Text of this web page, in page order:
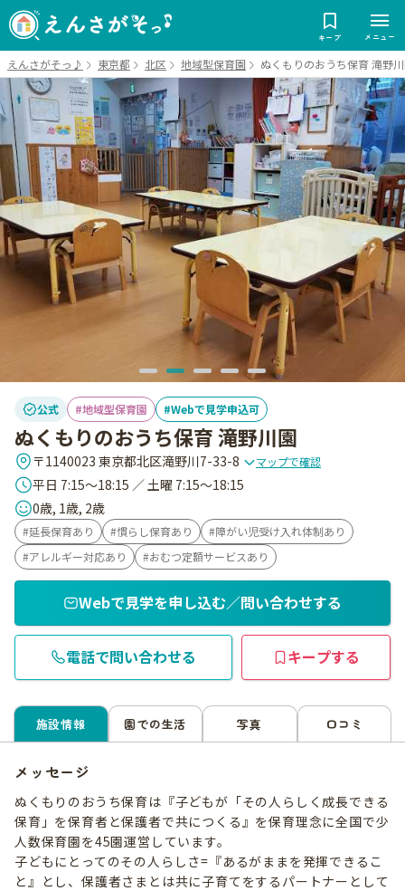
キープ メニュー
えんさがそっ♪ 東京都 北区 地域型保育園 ぬくもりのおうち保育 滝野
公式 地域型保育園 Webで見学申込可
ぬくもりのおうち保育 滝野川園
〒1140023 東京都北区滝野川7-33-8 マップで確認
平日 7:15～18:15 ／ 土曜 7:15～18:15
0歳, 1歳, 2歳
延長保育あり 慣らし保育あり
障がい児受け入れ体制あり
アレルギー対応あり
おむつ定額サービスあり
Webで見学を申し込む／問い合わせする
電話で問い合わせる キープする
施設情報 園での生活 写真 口コミ
メッセージ
ぬくもりのおうち保育は『子どもが「その人らしく成長できる
保育」を保育者と保護者で共につくる』を保育理念に全国で少
人数保育園を45園運営しています。
子どもにとってのその人らしさ=『あるがままを発揮できるこ
と』とし、保護者さまとは共に子育てをするパートナーとして